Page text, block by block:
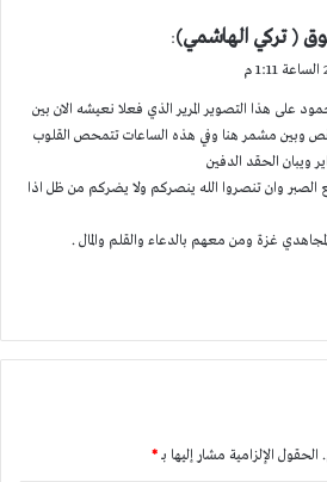
( تركي الهاشمي):
على هذا التصوير المرير الذي فعلا نعيشه الان بين
وبين مشمر هنا وفي هذه الساعات تتمحص القلوب
ويبان الحقد الدفين
الصبر وان تنصروا الله ينصركم ولا يضركم من ظل اذا
غزة ومن معهم بالدعاء والقلم والمال .
الحقول الإلزامية مشار إليها بـ*